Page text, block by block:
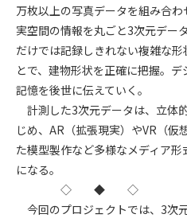
万枚以上の写真データを組み合わ
実空間の情報を丸ごと3次元デー
だけでは記録しきれない複雑な
とで、建物形状を正確に把握。
記憶を後世に伝えていく。
計測した3次元データは、立体
じめ、AR（拡張現実）やVR（仮
た模型製作など多様なメディア
になる。
◇ ◆ ◇
今回のプロジェクトでは、3次
(7) 公序良俗に反する行為
(8) 犯罪的行為に結びつく行為
(9) その他、法律に反する行為
(10) 建設資料館から知り得た情
を、営利を目的として第三
に第三者に提供すること
第7条（登録内容の削除）
管理者は、会員が登録した内容
恐れのあるものは、会員の承諾
(1) 登録されている情報が、第6
と管理者が、判断した場合